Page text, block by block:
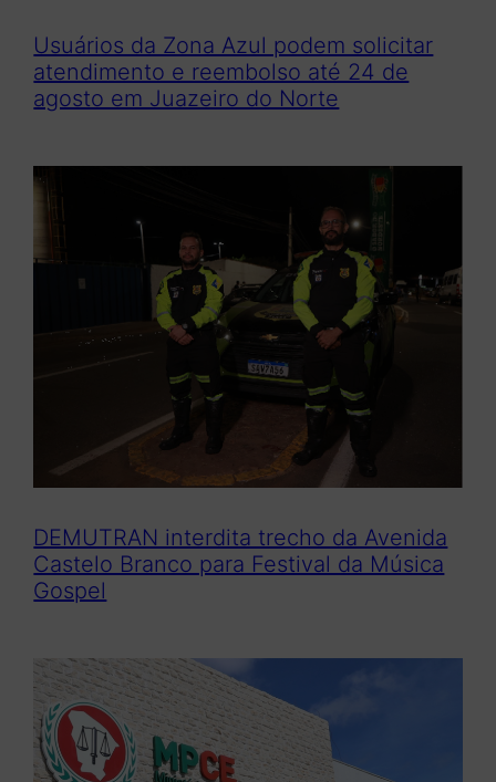
Usuários da Zona Azul podem solicitar
atendimento e reembolso até 24 de
agosto em Juazeiro do Norte
DEMUTRAN interdita trecho da Avenida
Castelo Branco para Festival da Música
Gospel